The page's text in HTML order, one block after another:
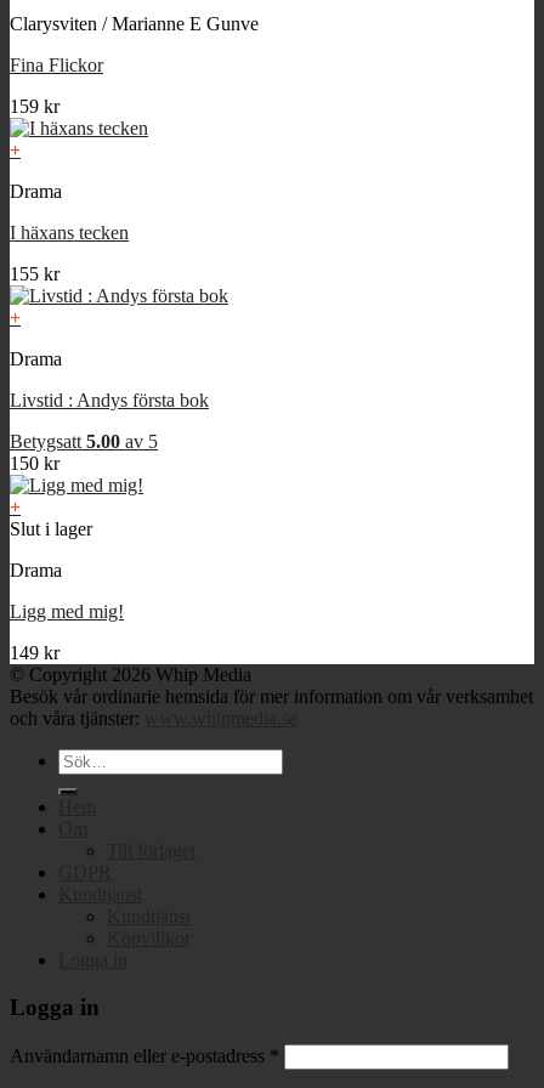
Clarysviten / Marianne E Gunve
Fina Flickor
159 kr
+
Drama
I häxans tecken
155 kr
+
Drama
Livstid : Andys första bok
Betygsatt 5.00 av 5
150 kr
+
Slut i lager
Drama
Ligg med mig!
149 kr
© Copyright 2026 Whip Media
Besök vår ordinarie hemsida för mer information om vår verksamhet
och våra tjänster:
Sök
efter:
Logga in
Användarnamn eller e-postadress *